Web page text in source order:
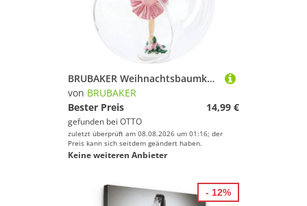
BRUBAKER Weihnachtsbaumkugel Premium Weihnachtskugel Ballerina im rosa Kleid - 10 cm Glas Baumkugel (1 St), Christbaumkugel mit Ballett Tänzerin und Schwan Figur - Weihnachtsdeko
von BRUBAKER
Bester Preis
14,99 €
gefunden bei OTTO
zuletzt überprüft am 08.08.2026 um 01:16; der
Preis kann sich seitdem geändert haben.
Keine weiteren Anbieter
- 12%